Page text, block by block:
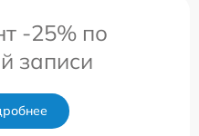
-25% по
записи